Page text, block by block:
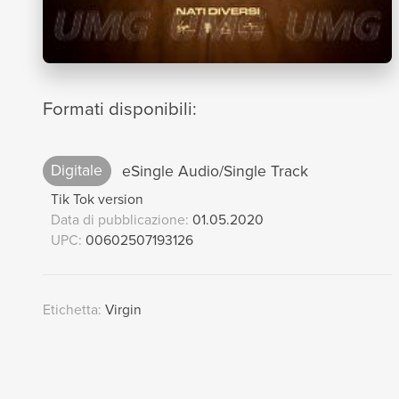
Formati disponibili:
Digitale eSingle Audio/Single Track
Tik Tok version
Data di pubblicazione: 01.05.2020
UPC: 00602507193126
Etichetta: Virgin